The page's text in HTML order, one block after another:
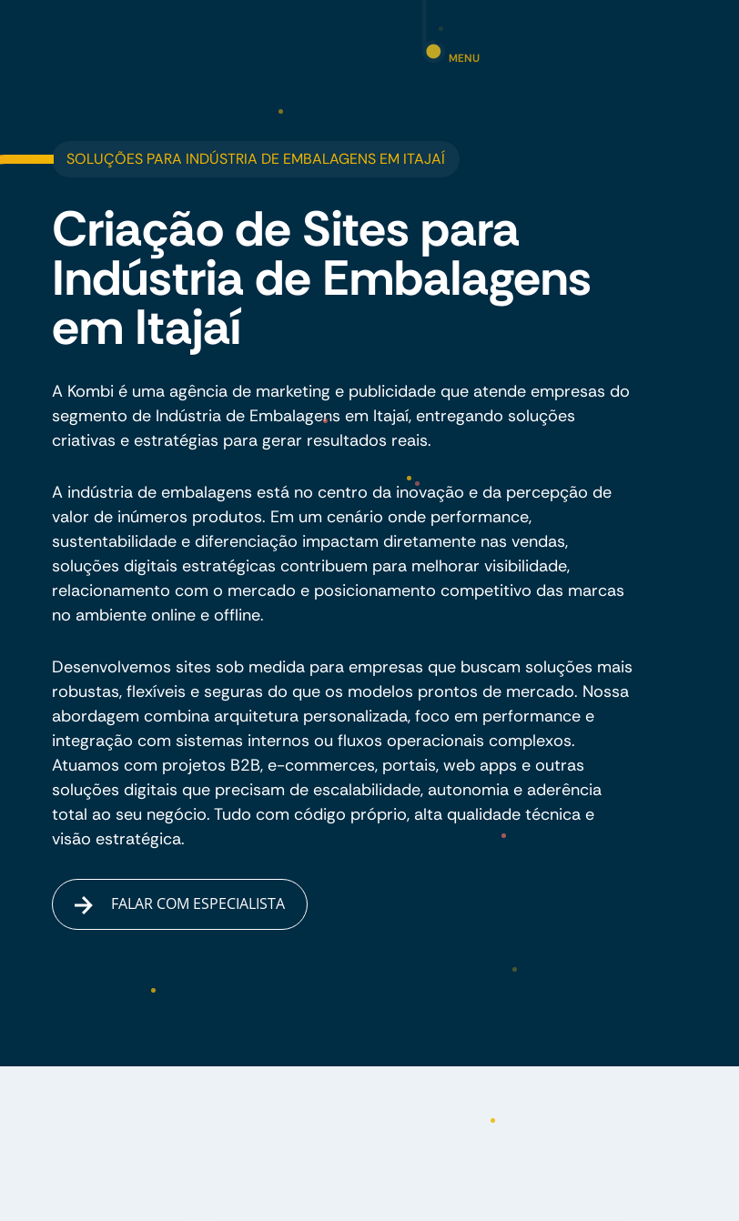
MENU
SOLUÇÕES PARA INDÚSTRIA DE EMBALAGENS EM ITAJAÍ
Criação de Sites para
Indústria de Embalagens
em Itajaí
A Kombi é uma agência de marketing e publicidade que atende empresas do
segmento de Indústria de Embalagens em Itajaí, entregando soluções
criativas e estratégias para gerar resultados reais.
A indústria de embalagens está no centro da inovação e da percepção de
valor de inúmeros produtos. Em um cenário onde performance,
sustentabilidade e diferenciação impactam diretamente nas vendas,
soluções digitais estratégicas contribuem para melhorar visibilidade,
relacionamento com o mercado e posicionamento competitivo das marcas
no ambiente online e offline.
Desenvolvemos sites sob medida para empresas que buscam soluções mais
robustas, flexíveis e seguras do que os modelos prontos de mercado. Nossa
abordagem combina arquitetura personalizada, foco em performance e
integração com sistemas internos ou fluxos operacionais complexos.
Atuamos com projetos B2B, e-commerces, portais, web apps e outras
soluções digitais que precisam de escalabilidade, autonomia e aderência
total ao seu negócio. Tudo com código próprio, alta qualidade técnica e
visão estratégica.
FALAR COM ESPECIALISTA